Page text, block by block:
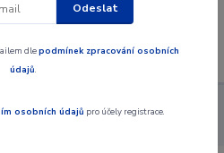
Menu
- Anežka Česká, Anežka
Odeslat
dlepodmínek zpracování osobních
údajů.
osobních údajů pro účely registrace.